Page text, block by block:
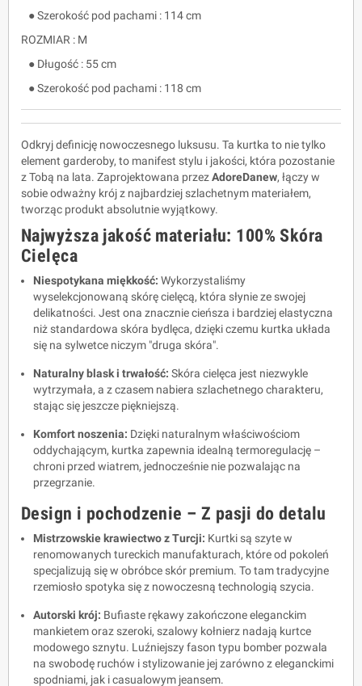
● Szerokość pod pachami : 114 cm
ROZMIAR : M
● Długość : 55 cm
● Szerokość pod pachami : 118 cm
Odkryj definicję nowoczesnego luksusu. Ta kurtka to nie tylko
element garderoby, to manifest stylu i jakości, która pozostanie
z Tobą na lata. Zaprojektowana przezAdoreDanew, łączy w
sobie odważny krój z najbardziej szlachetnym materiałem,
tworząc produkt absolutnie wyjątkowy.
Najwyższa jakość materiału: 100% Skóra
Cielęca
Niespotykana miękkość: Wykorzystaliśmy
wyselekcjonowaną skórę cielęcą, która słynie ze swojej
delikatności. Jest ona znacznie cieńsza i bardziej elastyczna
niż standardowa skóra bydlęca, dzięki czemu kurtka układa
się na sylwetce niczym "druga skóra".
Naturalny blask i trwałość: Skóra cielęca jest niezwykle
wytrzymała, a z czasem nabiera szlachetnego charakteru,
stając się jeszcze piękniejszą.
Komfort noszenia: Dzięki naturalnym właściwościom
oddychającym, kurtka zapewnia idealną termoregulację –
chroni przed wiatrem, jednocześnie nie pozwalając na
przegrzanie.
Design i pochodzenie – Z pasji do detalu
Mistrzowskie krawiectwo z Turcji: Kurtki są szyte w
renomowanych tureckich manufakturach, które od pokoleń
specjalizują się w obróbce skór premium. To tam tradycyjne
rzemiosło spotyka się z nowoczesną technologią szycia.
Autorski krój: Bufiaste rękawy zakończone eleganckim
mankietem oraz szeroki, szalowy kołnierz nadają kurtce
modowego sznytu. Luźniejszy fason typu bomber pozwala
na swobodę ruchów i stylizowanie jej zarówno z eleganckimi
spodniami, jak i casualowym jeansem.